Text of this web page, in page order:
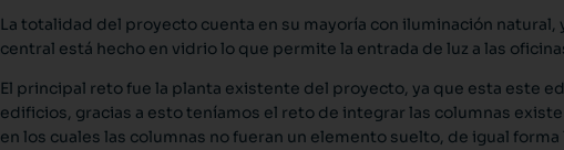
La totalidad del proyecto cuenta en su mayoría con iluminación
central está hecho en vidrio lo que permite la entrada de luz a las
El principal reto fue la planta existente del proyecto, ya que esta este
edificios, gracias a esto teníamos el reto de integrar las columnas
en los cuales las columnas no fueran un elemento suelto, de igual